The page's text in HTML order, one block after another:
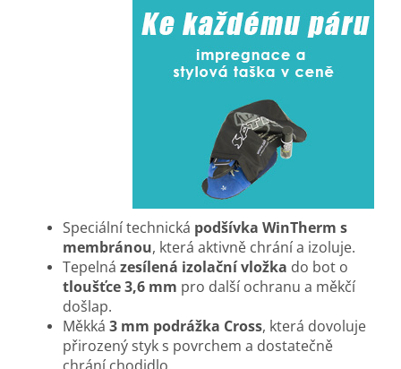
Speciální technická podšívka WinTherm s
membránou, která aktivně chrání a izoluje.
Tepelná zesílená izolační vložka do bot o
tloušťce 3,6 mm pro další ochranu a měkčí
došlap.
Měkká 3 mm podrážka Cross, která dovoluje
přirozený styk s povrchem a dostatečně